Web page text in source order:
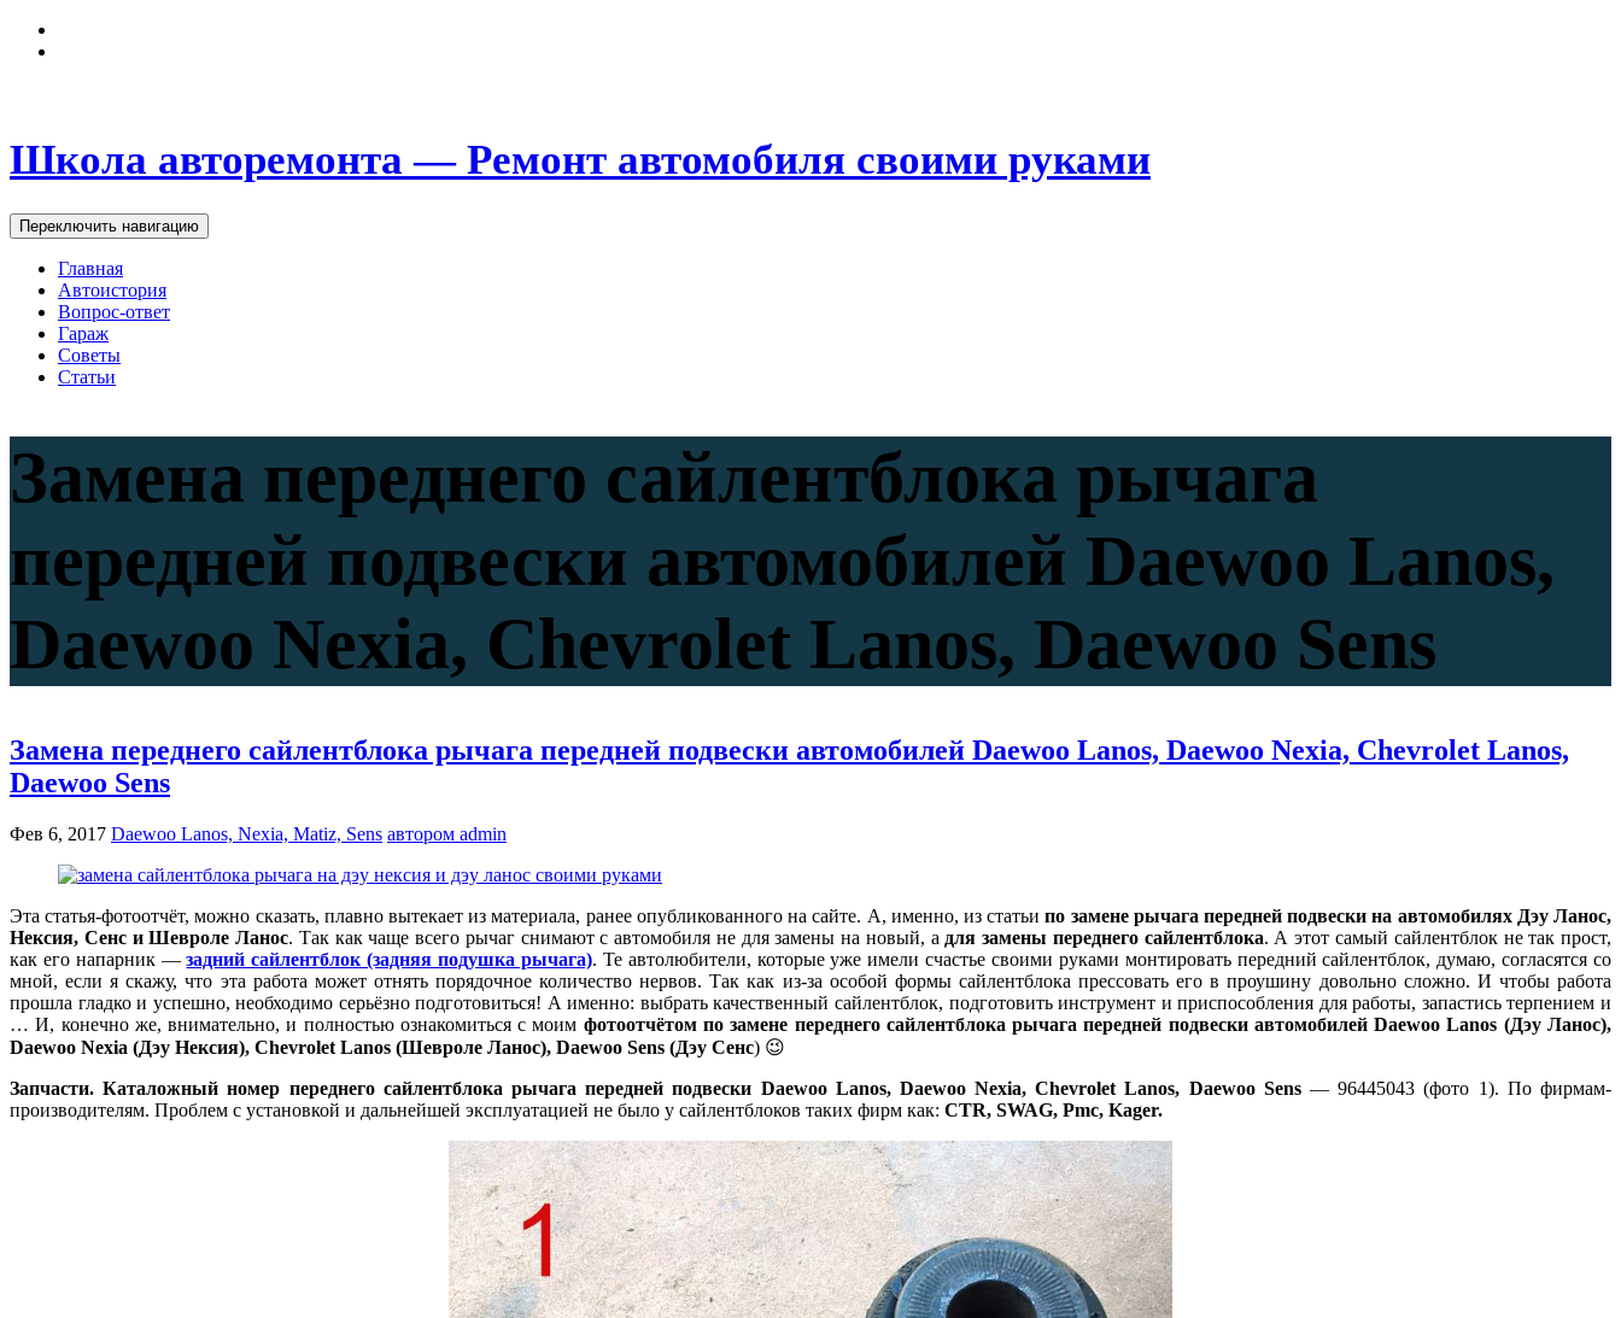
Школа авторемонта — Ремонт автомобиля своими руками
Переключить навигацию
Главная
Автоистория
Вопрос-ответ
Гараж
Советы
Статьи
Замена переднего сайлентблока рычага
передней подвески автомобилей Daewoo Lanos,
Daewoo Nexia, Chevrolet Lanos, Daewoo Sens
Замена переднего сайлентблока рычага передней подвески автомобилей Daewoo Lanos, Daewoo Nexia, Chevrolet Lanos,
Daewoo Sens
Фев 6, 2017 Daewoo Lanos, Nexia, Matiz, Sens автором admin
Эта статья-фотоотчёт, можно сказать, плавно вытекает из материала, ранее опубликованного на сайте. А, именно, из статьипо замене рычага передней подвески на автомобилях Дэу Ланос,
Нексия, Сенс и Шевроле Ланос. Так как чаще всего рычаг снимают с автомобиля не для замены на новый, а для замены переднего сайлентблока. А этот самый сайлентблок не так прост,
как его напарник —задний сайлентблок (задняя подушка рычага). Те автолюбители, которые уже имели счастье своими руками монтировать передний сайлентблок, думаю, согласятся со
мной, если я скажу, что эта работа может отнять порядочное количество нервов. Так как из-за особой формы сайлентблока прессовать его в проушину довольно сложно. И чтобы работа
прошла гладко и успешно, необходимо серьёзно подготовиться! А именно: выбрать качественный сайлентблок, подготовить инструмент и приспособления для работы, запастись терпением и
… И, конечно же, внимательно, и полностью ознакомиться с моим фотоотчётом по замене переднего сайлентблока рычага передней подвески автомобилей Daewoo Lanos (Дэу Ланос),
Daewoo Nexia (Дэу Нексия), Chevrolet Lanos (Шевроле Ланос), Daewoo Sens (Дэу Сенс) 😉
Запчасти. Каталожный номер переднего сайлентблока рычага передней подвески Daewoo Lanos, Daewoo Nexia, Chevrolet Lanos, Daewoo Sens— 96445043 (фото 1). По фирмам-
производителям. Проблем с установкой и дальнейшей эксплуатацией не было у сайлентблоков таких фирм как: CTR, SWAG, Pmc, Kager.